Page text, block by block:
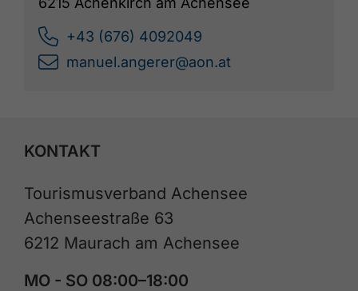
+43 (676) 4092049
manuel.angerer@aon.at
KONTAKT
Tourismusverband Achensee
Achenseestraße 63
6212 Maurach am Achensee
MO - SO 08:00–18:00